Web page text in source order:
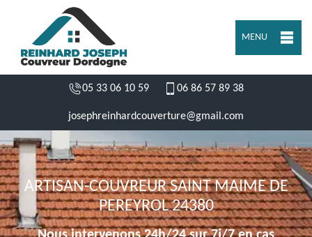
MENU
05 33 06 10 59 06 86 57 89 38
josephreinhardcouverture@gmail.com
ARTISAN-COUVREUR SAINT MAIME DE
PEREYROL 24380